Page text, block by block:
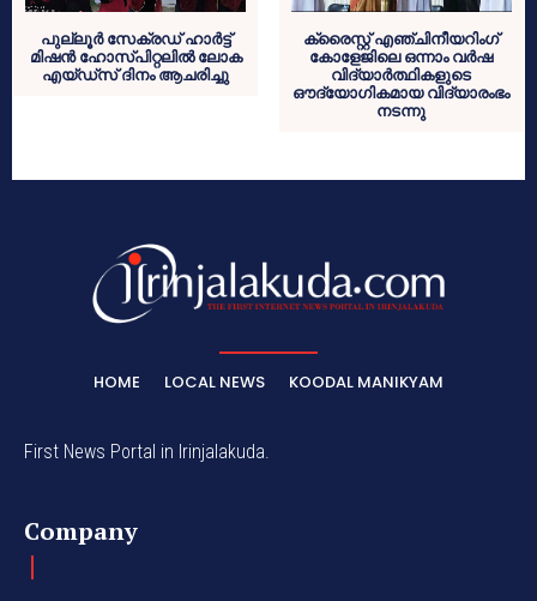
പുല്ലൂർ സേക്രഡ് ഹാർട്ട്
മിഷൻ ഹോസ്പിറ്റലിൽ ലോക
എയ്ഡ്സ് ദിനം ആചരിച്ചു
ക്രൈസ്റ്റ് എഞ്ചിനീയറിംഗ്
കോളേജിലെ ഒന്നാം വർഷ
വിദ്യാർത്ഥികളുടെ
ഔദ്യോഗികമായ വിദ്യാരംഭം
നടന്നു
HOME LOCAL NEWS KOODAL MANIKYAM
First News Portal in Irinjalakuda.
Company